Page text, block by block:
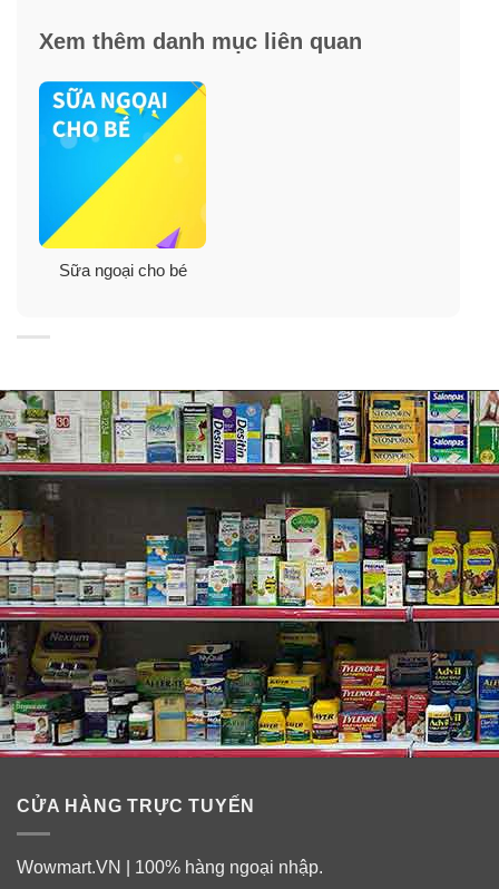
NeuroPro giúp giảm đầy hơi, quấy khóc cho bé trong
Đây được xem là công thức có hỗn hợp chất béo-
protein củaMFGM
Sữa bột Enfamil Neuro Pro Gentlease chính là nguồn
dinh dưỡng đầy đủ cho bé suốt 12 tháng đầu đời. Nó
được bổ sung bởiprotein dễ tiêu hóa
Ưu điểm của sữa Enfamil Neuro Pro
Gentlease
Đảm bảo hàm lượng dinh dưỡng cần thiết cho trẻ sơ
Xem thêm danh mục liên quan
Sữa ngoại cho bé
CỬA HÀNG TRỰC TUYẾN
Wowmart.VN | 100% hàng ngoại nhập.